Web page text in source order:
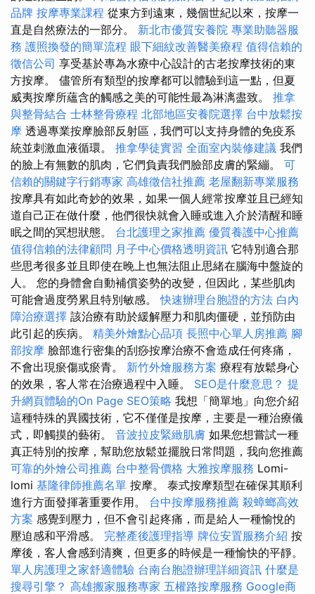
品牌 按摩專業課程 從東方到遠東，幾個世紀以來，按摩一
直是自然療法的一部分。 新北市優質安養院 專業助聽器服
務 護照換發的簡單流程 眼下細紋改善醫美療程 值得信賴的
徵信公司 享受基於專為水療中心設計的古老按摩技術的東
方按摩。 儘管所有類型的按摩都可以體驗到這一點，但夏
威夷按摩所蘊含的觸感之美的可能性最為淋漓盡致。 推拿
與整骨結合 士林整骨療程 北部地區安養院選擇 台中放鬆按
摩 透過專業按摩臉部反射區，我們可以支持身體的免疫系
統並刺激血液循環。 推拿學徒實習 全面室內裝修建議 我們
的臉上有無數的肌肉，它們負責我們臉部皮膚的緊繃。 可
信賴的關鍵字行銷專家 高雄徵信社推薦 老屋翻新專業服務
按摩具有如此奇妙的效果，如果一個人經常按摩並且已經知
道自己正在做什麼，他們很快就會入睡或進入介於清醒和睡
眠之間的冥想狀態。 台北護理之家推薦 優質養護中心推薦
值得信賴的法律顧問 月子中心價格透明資訊 它特別適合那
些思考很多並且即使在晚上也無法阻止思緒在腦海中盤旋的
人。 您的身體會自動補償姿勢的改變，但因此，某些肌肉
可能會過度勞累且特別敏感。快速辦理台胞證的方法 白內
障治療選擇 該治療有助於緩解壓力和肌肉僵硬，並預防由
此引起的疾病。 精美外燴點心品項 長照中心單人房推薦 腳
部按摩 臉部進行密集的刮痧按摩治療不會造成任何疼痛，
不會出現瘀傷或瘀青。 新竹外燴服務方案 療程有放鬆身心
的效果，客人常在治療過程中入睡。 SEO是什麼意思？ 提
升網頁體驗的On Page SEO策略 我想「簡單地」向您介紹
這種特殊的異國技術，它不僅僅是按摩，主要是一種治療儀
式，即觸摸的藝術。 音波拉皮緊緻肌膚 如果您想嘗試一種
真正特別的按摩，幫助您放鬆並擺脫日常問題，我向您推薦
可靠的外燴公司推薦 台中整骨價格 大雅按摩服務 Lomi-
lomi 基隆律師推薦名單 按摩。 泰式按摩類型在確保其順利
進行方面發揮著重要作用。 台中按摩服務推薦 殺蟑螂高效
方案 感覺到壓力，但不會引起疼痛，而是給人一種愉悅的
壓迫感和平滑感。 完整產後護理指導 牌位安置服務介紹 按
摩後，客人會感到清爽，但更多的時候是一種愉快的平靜。
單人房護理之家舒適體驗 台南台胞證辦理詳細資訊 什麼是
搜尋引擎？ 高雄搬家服務專家 五權路按摩服務 Google商